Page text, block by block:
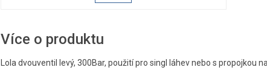
Více o produktu
Lola dvouventil levý, 300Bar, použití pro singl láhev nebo s propojkou